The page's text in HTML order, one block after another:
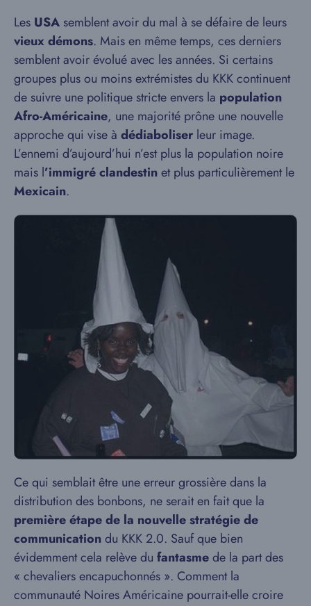
Les USA semblent avoir du mal à se défaire de leurs
vieux démons. Mais en même temps, ces derniers
semblent avoir évolué avec les années. Si certains
groupes plus ou moins extrémistes du KKK continuent
de suivre une politique stricte envers la population
Afro-Américaine, une majorité prône une nouvelle
approche qui vise à dédiaboliser leur image.
L’ennemi d’aujourd’hui n’est plus la population noire
mais l’immigré clandestinet plus particulièrement le
Mexicain.
Ce qui semblait être une erreur grossière dans la
distribution des bonbons, ne serait en fait que la
première étape de la nouvelle stratégie de
communicationdu KKK 2.0. Sauf que bien
évidemment cela relève du fantasmede la part des
« chevaliers encapuchonnés ». Comment la
communauté Noires Américaine pourrait-elle croire